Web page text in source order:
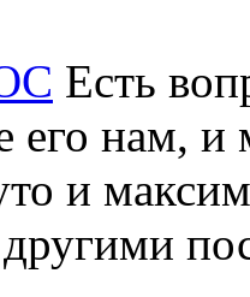
Есть
его нам,
и